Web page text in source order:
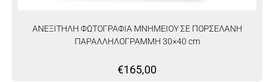
ΑΝΕΞΙΤΗΛΗ ΦΩΤΟΓΡΑΦΙΑ ΜΝΗΜΕΙΟΥ ΣΕ ΠΟΡΣΕΛΑΝΗ
ΠΑΡΑΛΛΗΛΟΓΡΑΜΜΗ 30×40 cm
€165,00